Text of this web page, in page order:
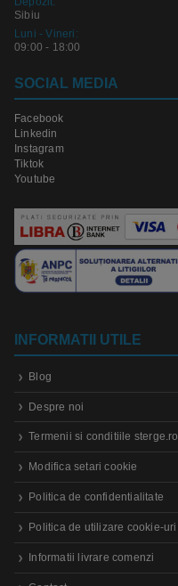
Sibiu
Luni - Vineri:
09:00 - 18:00
SOCIAL MEDIA
Facebook
Linkedin
Instagram
Tiktok
Youtube
INFORMATII UTILE
Blog
Despre noi
Termenii si conditiile sterge.ro
Modifica setari cookie
Politica de confidentialitate
Politica de utilizare cookie-uri
Informatii livrare comenzi